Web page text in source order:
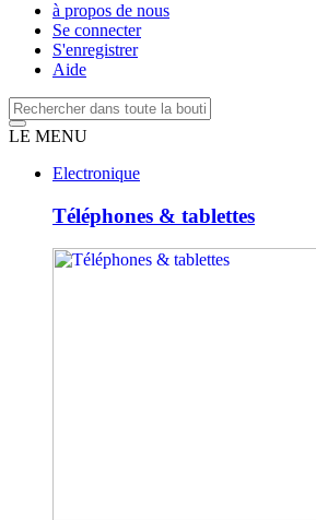
à propos de nous
Se connecter
S'enregistrer
Aide
LE MENU
Electronique
Téléphones & tablettes